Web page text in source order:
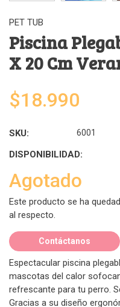
PET TUB
Piscina
X 20 Cm
$18.990
SKU: 6001
DISPONIBILIDAD:
Agotado
Este producto se ha
al respecto.
Contáctanos
Espectacular piscina
mascotas del calor
refrescante para tu perro.
Gracias a su diseño